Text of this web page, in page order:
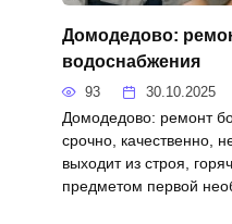
Домодедово:
водоснабжения
93 30.10.2025
Домодедово: ремонт
срочно, качественно,
выходит из строя,
предметом первой